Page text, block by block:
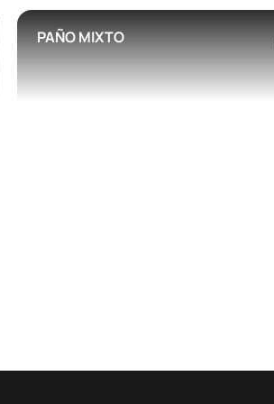
PAÑO MIXTO